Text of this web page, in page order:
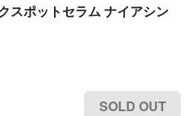
スポットセラム ナイアシン
SOLD OUT